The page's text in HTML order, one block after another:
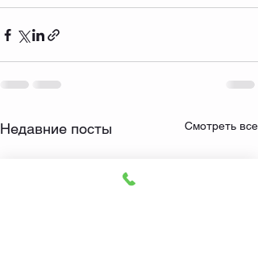
Недавние посты Смотреть все